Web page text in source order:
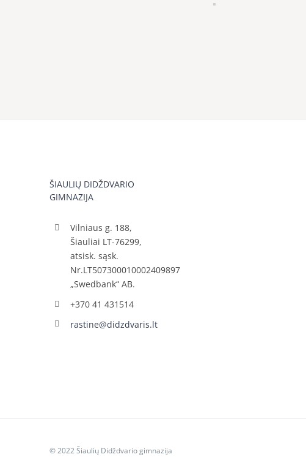
ŠIAULIŲ DIDŽDVARIO
GIMNAZIJA
Vilniaus g. 188,
Šiauliai LT-76299,
atsisk. sąsk.
Nr.LT507300010002409897
„Swedbank“ AB.
+370 41 431514
rastine@didzdvaris.lt
© 2022 Šiaulių Didždvario gimnazija